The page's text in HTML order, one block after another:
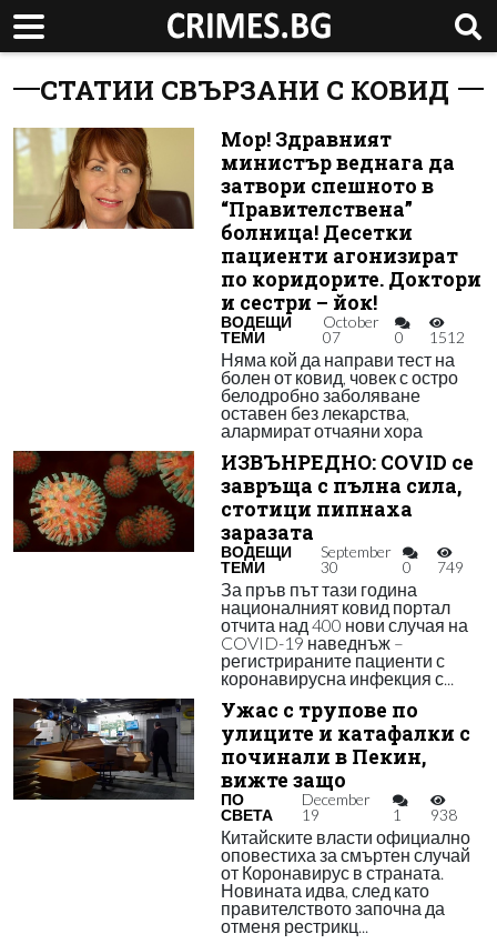
СТАТИИ СВЪРЗАНИ С КОВИД
Мор! Здравният
министър веднага да
затвори спешното в
“Правителствена”
болница! Десетки
пациенти агонизират
по коридорите. Доктори
и сестри – йок!
ВОДЕЩИ
ТЕМИ
October
07
0 1512
Няма кой да направи тест на
болен от ковид, човек с остро
белодробно заболяване
оставен без лекарства,
алармират отчаяни хора
ИЗВЪНРЕДНО: COVID се
завръща с пълна сила,
стотици пипнаха
заразата
ВОДЕЩИ
ТЕМИ
September
30
0 749
За пръв път тази година
националният ковид портал
отчита над 400 нови случая на
COVID-19 наведнъж –
регистрираните пациенти с
коронавирусна инфекция с...
Ужас с трупове по
улиците и катафалки с
починали в Пекин,
вижте защо
ПО
СВЕТА
December
19
1 938
Китайските власти официално
оповестиха за смъртен случай
от Коронавирус в страната.
Новината идва, след като
правителството започна да
отменя рестрикц...